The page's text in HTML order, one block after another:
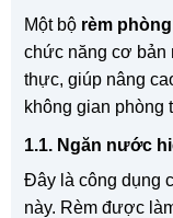
Một bộ rèm
chức năng cơ bản
thực, giúp nâng
không gian phòng
1.1. Ngăn nước
Đây là công dụng
này. Rèm được